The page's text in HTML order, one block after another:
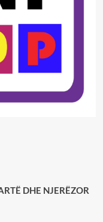
DHE NJERËZOR